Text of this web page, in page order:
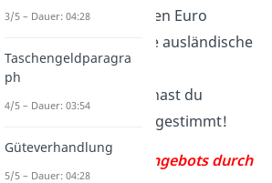
Schokoriegel für einen Euro
Da du jedoch eine ausländische
mit geringerem
eingeworfen hast, hast du
Angebot nicht zugestimmt!
keine Annahme des Angebots durch
3/5 – Dauer: 04:28
Taschengeldparagra
ph
4/5 – Dauer: 03:54
Güteverhandlung
5/5 – Dauer: 04:28